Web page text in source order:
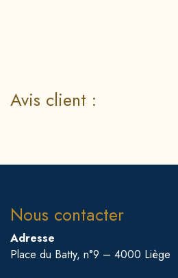
Avis client :
Nous contacter
Adresse
Place du Batty, n°9 – 4000 Liège